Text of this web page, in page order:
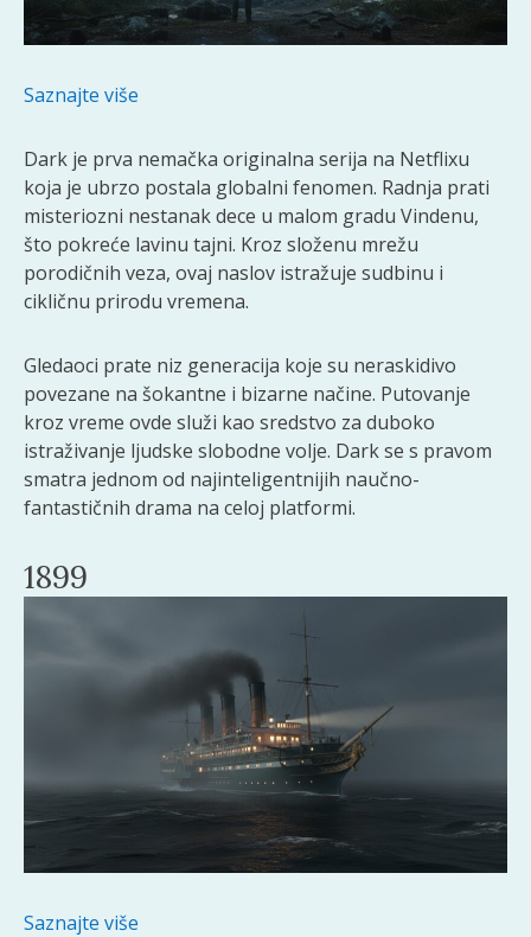
Saznajte više
Dark je prva nemačka originalna serija na Netflixu
koja je ubrzo postala globalni fenomen. Radnja prati
misteriozni nestanak dece u malom gradu Vindenu,
što pokreće lavinu tajni. Kroz složenu mrežu
porodičnih veza, ovaj naslov istražuje sudbinu i
cikličnu prirodu vremena.
Gledaoci prate niz generacija koje su neraskidivo
povezane na šokantne i bizarne načine. Putovanje
kroz vreme ovde služi kao sredstvo za duboko
istraživanje ljudske slobodne volje. Dark se s pravom
smatra jednom od najinteligentnijih naučno-
fantastičnih drama na celoj platformi.
1899
Saznajte više